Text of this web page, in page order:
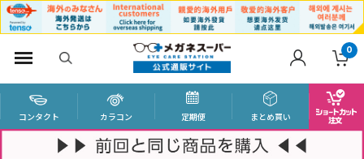
0
コンタクト カラコン 定期便 まとめ買い